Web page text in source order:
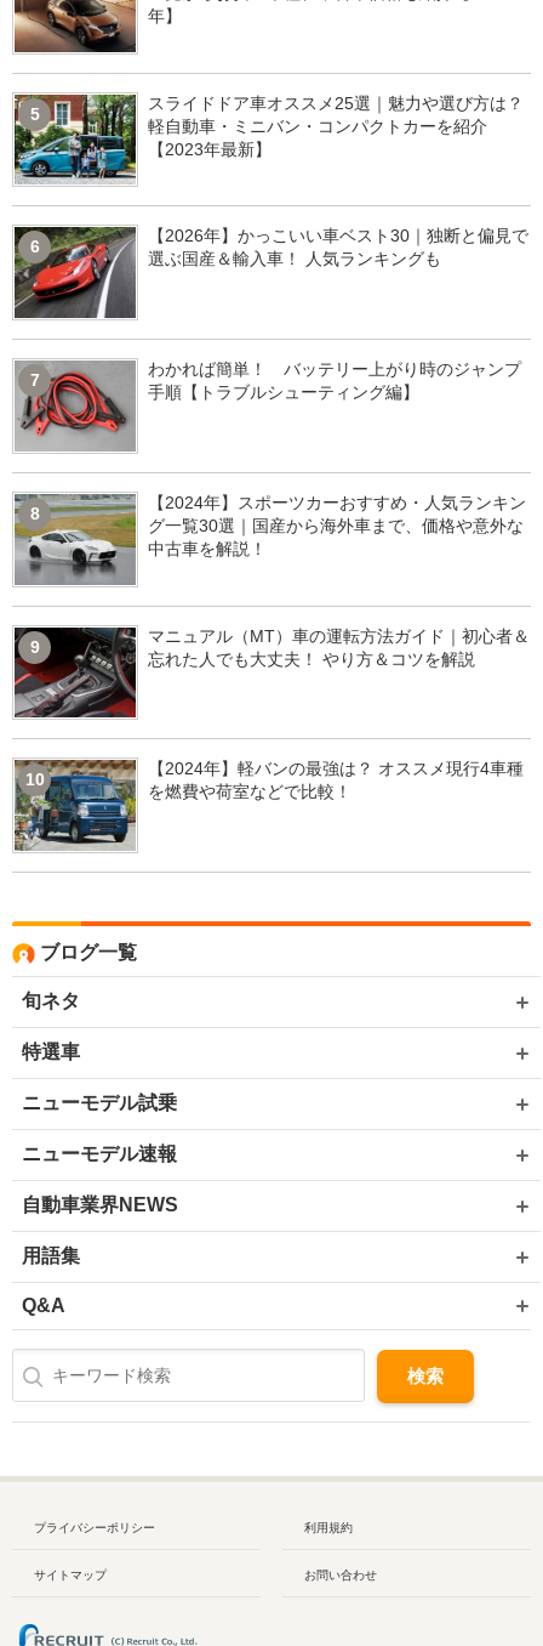
年】
5
スライドドア車オススメ25選｜魅力や選び方は？
軽自動車・ミニバン・コンパクトカーを紹介
【2023年最新】
6
【2026年】かっこいい車ベスト30｜独断と偏見で
選ぶ国産＆輸入車！ 人気ランキングも
7
わかれば簡単！ バッテリー上がり時のジャンプ
手順【トラブルシューティング編】
8
【2024年】スポーツカーおすすめ・人気ランキン
グ一覧30選｜国産から海外車まで、価格や意外な
中古車を解説！
9
マニュアル（MT）車の運転方法ガイド｜初心者＆
忘れた人でも大丈夫！ やり方＆コツを解説
10
【2024年】軽バンの最強は？ オススメ現行4車種
を燃費や荷室などで比較！
ブログ一覧
旬ネタ
特選車
ニューモデル試乗
ニューモデル速報
自動車業界NEWS
用語集
Q&A
プライバシーポリシー 利用規約
サイトマップ お問い合わせ